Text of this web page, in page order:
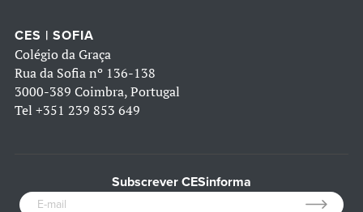
CES | SOFIA
Colégio da Graça
Rua da Sofia nº 136-138
3000-389 Coimbra, Portugal
Tel +351 239 853 649
Subscrever CESinforma